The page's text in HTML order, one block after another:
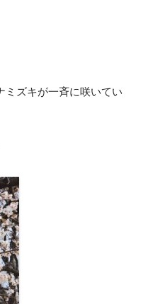
ミズキが一斉に咲いてい